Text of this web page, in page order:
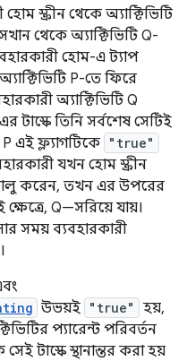
স্ক্রীন থেকে অ্যাক্টিভিটি
থেকে অ্যাক্টিভিটি Q-
হোম-এ ট্যাপ
P-তে ফিরে
অ্যাক্টিভিটি Q
টাস্কে তিনি সর্বশেষ সেটিই
এই ফ্ল্যাগটিকে "true"
যখন হোম স্ক্রীন
চালু করেন, তখন এর উপরের
Q—সরিয়ে যায়।
সময় ব্যবহারকারী
উভয়ই "true"
হয়,
প্যারেন্ট পরিবর্তন
টাস্কে স্থানান্তর করা হয়